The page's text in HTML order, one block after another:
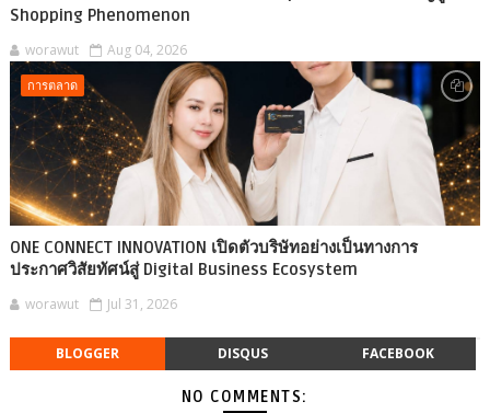
Shopping Phenomenon
worawut Aug 04, 2026
การตลาด
ONE CONNECT INNOVATION เปิดตัวบริษัทอย่างเป็นทางการ
ประกาศวิสัยทัศน์สู่ Digital Business Ecosystem
worawut Jul 31, 2026
BLOGGER DISQUS FACEBOOK
NO COMMENTS: